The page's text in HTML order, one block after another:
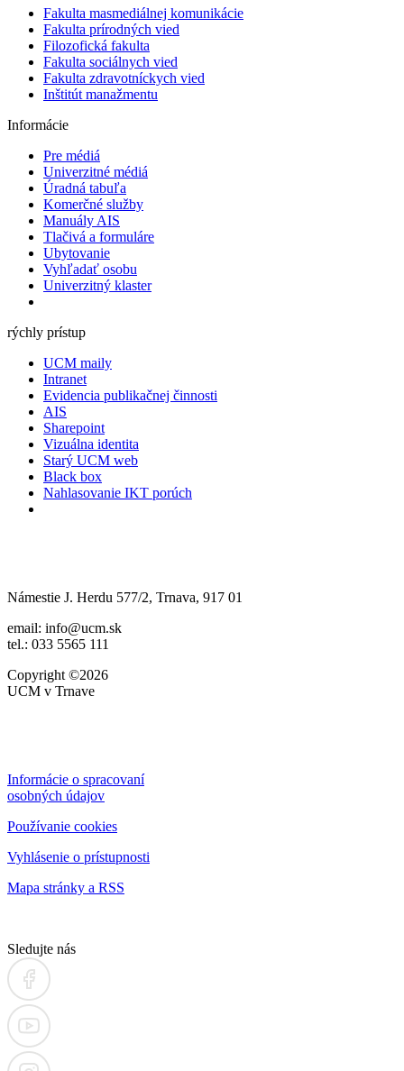
Fakulta masmediálnej komunikácie
Fakulta prírodných vied
Filozofická fakulta
Fakulta ​sociálnych vied
Fakulta zdravotníckych vied
Inštitút manažmentu
Informácie
Pre médiá
Univerzitné médiá
Úradná tabuľa
Komerčné služby
Manuály AIS
Tlačivá a formuláre
Ubytovanie
Vyhľadať osobu
Univerzitný klaster
rýchly prístup
UCM maily
Intranet
Evidencia publikačnej činnosti
AIS
Sharepoint
Vizuálna identita
Starý UCM web
Black box
Nahlasovanie IKT porúch
Námestie J. Herdu 577/2, Trnava, 917 01
email: info@ucm.sk
tel.: 033 5565 111
Copyright ©2026
UCM v Trnave
Informácie o spracovaní
osobných údajov
Používanie cookies
Vyhlásenie o prístupnosti
Mapa stránky a RSS
Sledujte nás